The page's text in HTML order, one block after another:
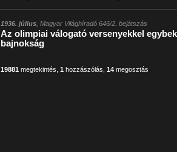
1936. július , Magyar Világhíradó 646/2. bejátszás
Az olimpiai válogató versenyekkel
bajnokság
19881 megtekintés ,1 hozzászólás ,14 megosztás